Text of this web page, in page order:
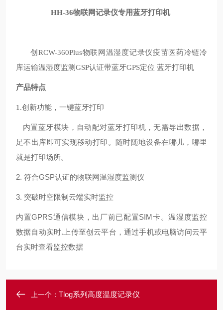
HH-36物联网记录仪专用蓝牙打印机
创RCW-360Plus物联网温湿度记录仪疫苗医药冷链冷
库运输温湿度监测GSP认证带蓝牙GPS定位 蓝牙打印机
产品特点
1.创新功能，一键蓝牙打印
内置蓝牙模块，自动配对蓝牙打印机，无需导出数据，
足不出库即可实现移动打印。随时随地设备在哪儿，哪里
就是打印场所。
2. 符合GSP认证的物联网温湿度监测仪
3. 突破时空限制云端实时监控
内置GPRS通信模块，出厂前已配置SIM卡。温湿度监控
数据自动实时.上传至创云平台，通过手机或电脑访问云平
台实时查看监控数据
上一个： Tlog系列高度温度记录仪